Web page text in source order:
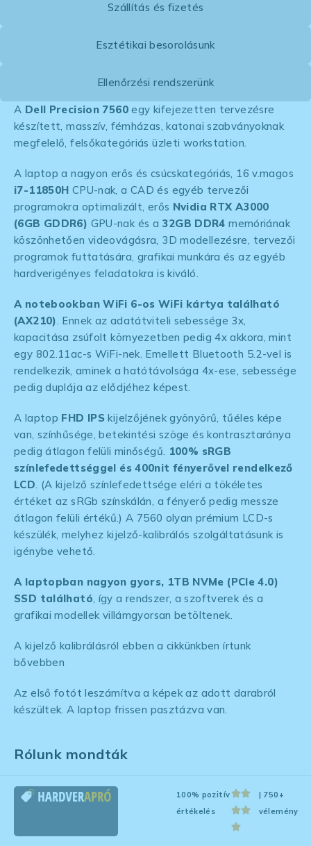
Szállítás és fizetés
Esztétikai besorolásunk
Ellenőrzési rendszerünk
A Dell Precision 7560egy kifejezetten tervezésre
készített, masszív, fémházas, katonai szabványoknak
megfelelő, felsőkategóriás üzleti workstation.
A laptop a nagyon erős és csúcskategóriás, 16 v.magos
i7-11850H CPU-nak, a CAD és egyéb tervezői
programokra optimalizált, erős Nvidia RTX A3000
(6GB GDDR6) GPU-nak és a 32GB DDR4 memóriának
köszönhetően videovágásra, 3D modellezésre, tervezői
programok futtatására, grafikai munkára és az egyéb
hardverigényes feladatokra is kiváló.
A notebookban WiFi 6-os WiFi kártya található
(AX210) . Ennek az adatátviteli sebessége 3x,
kapacitása zsúfolt környezetben pedig 4x akkora, mint
egy 802.11ac-s WiFi-nek. Emellett Bluetooth 5.2-vel is
rendelkezik, aminek a hatótávolsága 4x-ese, sebessége
pedig duplája az elődjéhez képest.
A laptop FHD IPS kijelzőjének gyönyörű, tűéles képe
van, színhűsége, betekintési szöge és kontrasztaránya
pedig átlagon felüli minőségű. 100% sRGB
színlefedettséggel és 400nit fényerővel rendelkező
LCD . (A kijelző színlefedettsége eléri a tökéletes
értéket az sRGb színskálán, a fényerő pedig messze
átlagon felüli értékű.) A 7560 olyan prémium LCD-s
készülék, melyhez kijelző-kalibrálós szolgáltatásunk is
igénybe vehető.
A laptopban nagyon gyors, 1TB NVMe (PCIe 4.0)
SSD található , így a rendszer, a szoftverek és a
grafikai modellek villámgyorsan betöltenek.
A kijelző kalibrálásról ebben a cikkünkben írtunk
bővebben
Az első fotót leszámítva a képek az adott darabról
készültek. A laptop frissen pasztázva van.
Rólunk mondták
100% pozitív
értékelés
| 750+
vélemény